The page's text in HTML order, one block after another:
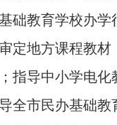
础教育学校办学
定地方课程教材
指导中小学电化
全市民办基础教